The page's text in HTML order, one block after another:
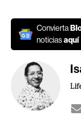
Convierta
noticiasaquí